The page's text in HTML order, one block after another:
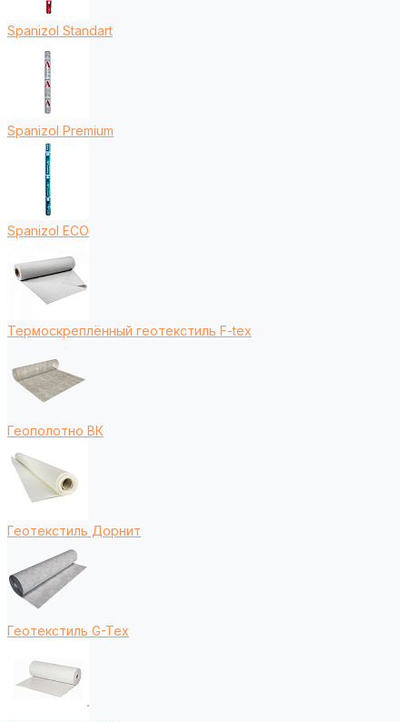
Spanizol Standart
Spanizol Premium
Spanizol ECO
Термоскреплённый геотекстиль F-tex
Геополотно ВК
Геотекстиль Дорнит
Геотекстиль G-Tex